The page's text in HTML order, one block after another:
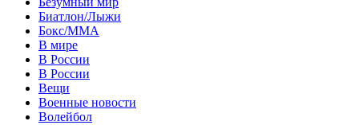
Биатлон/Лыжи
Бокс/MMA
В мире
В России
В России
Вещи
Военные новости
Волейбол